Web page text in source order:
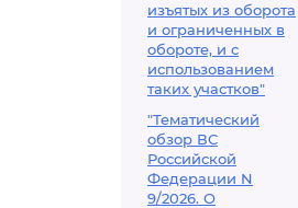
изъятых из оборота
и ограниченных в
обороте, и с
использованием
таких участков"
"Тематический
обзор ВС
Российской
Федерации N
9/2026. О